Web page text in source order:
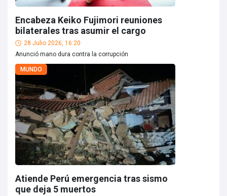
Encabeza Keiko Fujimori reuniones
bilaterales tras asumir el cargo
28 Julio 2026, 16:20
Anunció mano dura contra la corrupción
MUNDO
Atiende Perú emergencia tras sismo
que deja 5 muertos